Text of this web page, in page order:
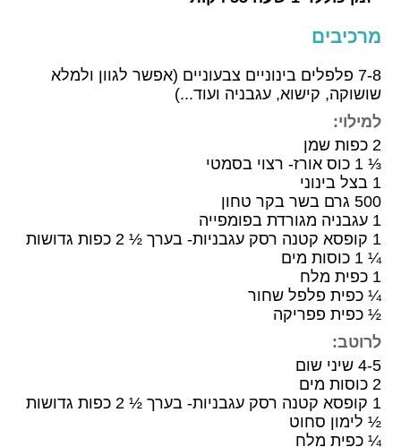
מרכיבים
7-8 פלפלים בינוניים צבעוניים (אפשר לגוון ולמלא
שושוקה, קישוא, עגבניה ועוד...)
למילוי:
2 כפות שמן
⅓ 1 כוס אורז- רצוי בסמטי
1 בצל בינוני
500 גרם בשר בקר טחון
1 עגבניה מגורדת בפומפייה
1 קופסא קטנה רסק עגבניות- בערך ½ 2 כפות גדושות
¼ 1 כוסות מים
1 כפית מלח
¼ כפית פלפל שחור
½ כפית פפריקה
לרוטב:
4-5 שיני שום
2 כוסות מים
1 קופסא קטנה רסק עגבניות- בערך ½ 2 כפות גדושות
½ לימון סחוט
¼ כפית מלח